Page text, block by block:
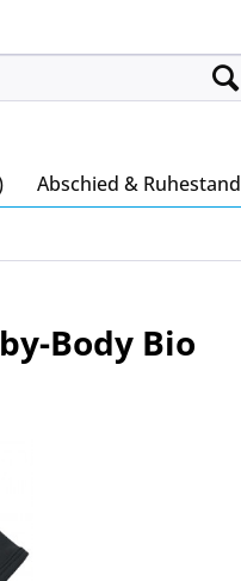
Abschied & Ruhestand
Body Bio